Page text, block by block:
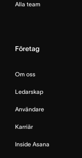
Alla team
Företag
Om oss
Ledarskap
Användare
Karriär
Inside Asana